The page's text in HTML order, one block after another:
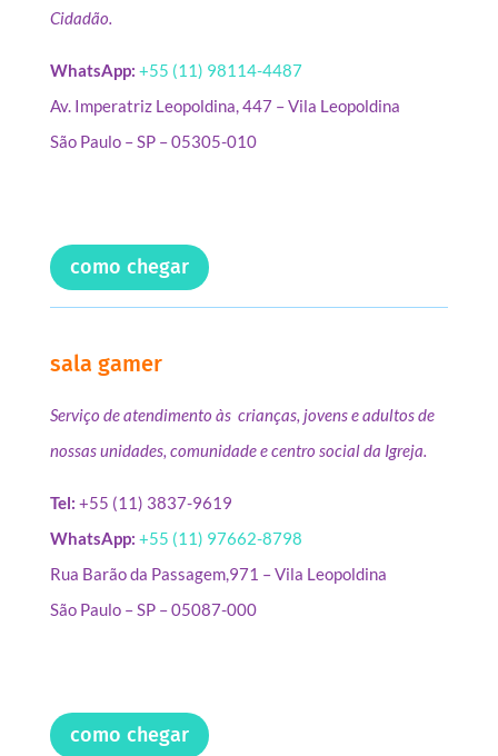
Cidadão.
WhatsApp: +55 (11) 98114-4487
Av. Imperatriz Leopoldina, 447 – Vila Leopoldina
São Paulo – SP – 05305-010
como chegar
sala gamer
Serviço de atendimento às crianças, jovens e adultos de
nossas unidades, comunidade e centro social da Igreja.
Tel: +55 (11) 3837-9619
WhatsApp: +55 (11) 97662-8798
Rua Barão da Passagem,971 – Vila Leopoldina
São Paulo – SP – 05087-000
como chegar